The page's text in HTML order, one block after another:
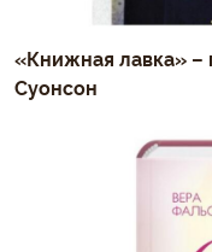
«Книжная лавка» –
Суонсон